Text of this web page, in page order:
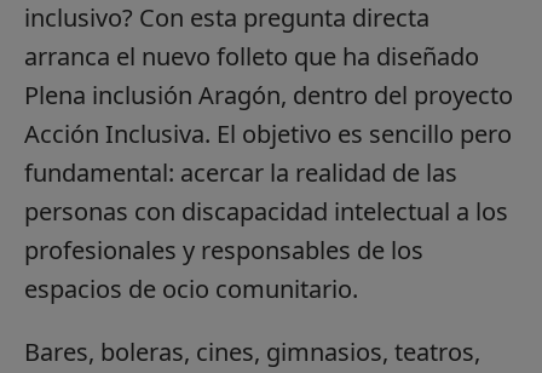
inclusivo? Con esta pregunta directa
arranca el nuevo folleto que ha diseñado
Plena inclusión Aragón, dentro del proyecto
Acción Inclusiva. El objetivo es sencillo pero
fundamental: acercar la realidad de las
personas con discapacidad intelectual a los
profesionales y responsables de los
espacios de ocio comunitario.
Bares, boleras, cines, gimnasios, teatros,